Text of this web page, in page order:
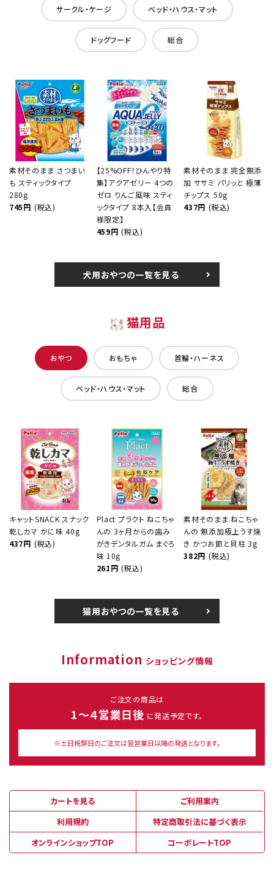
サークル・ケージ ベッド・ハウス・マット
ドッグフード 総合
素材そのまま さつまい
も スティックタイプ
280g
745円 (税込)
【25%OFF！ひんやり特
集】アクアゼリー 4つの
ゼロ りんご風味 スティ
ックタイプ 8本入【会員
様限定】
459円 (税込)
素材そのまま 完全無添
加 ササミ パリッと 極薄
チップス 50g
437円 (税込)
犬用おやつの一覧を見る
猫用品
おやつ おもちゃ 首輪・ハーネス
ベッド・ハウス・マット 総合
キャットSNACK スナック
乾しカマ かに味 40g
437円 (税込)
Plact プラクト ねこちゃ
んの 3ヶ月からの歯み
がきデンタルガム まぐろ
味 10g
261円 (税込)
素材そのまま ねこちゃ
んの 無添加極上うす焼
き かつお節と貝柱 3g
382円 (税込)
猫用おやつの一覧を見る
Information ショッピング情報
ご注文の商品は
1～４営業日後 に発送予定です。
※土日祝祭日のご注文は翌営業日以降の発送となります。
カートを見る
ご利用案内
利用規約
特定商取引法に基づく表示
オンラインショップTOP
コーポレートTOP